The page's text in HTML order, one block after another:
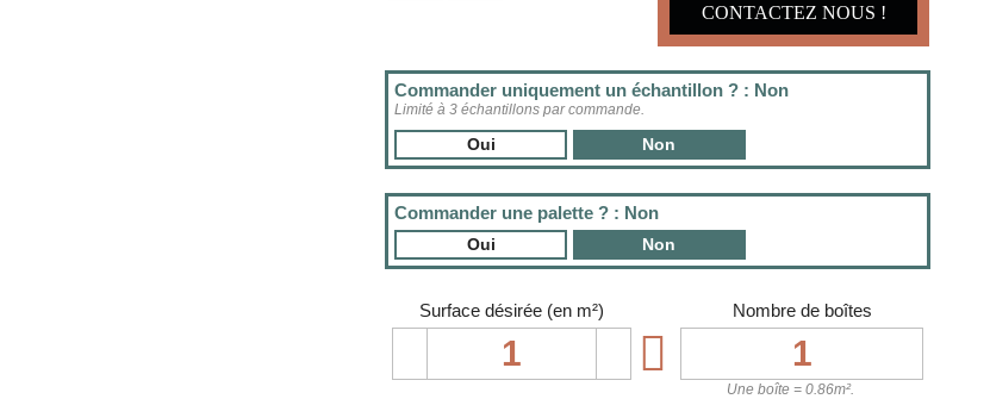
CONTACTEZ NOUS !
Commander uniquement un échantillon ? : Non
Limité à 3 échantillons par commande.
Oui Non
Commander une palette ? : Non
Oui Non
Surface désirée (en m²) Nombre de boîtes

Une boîte = 0.86m².